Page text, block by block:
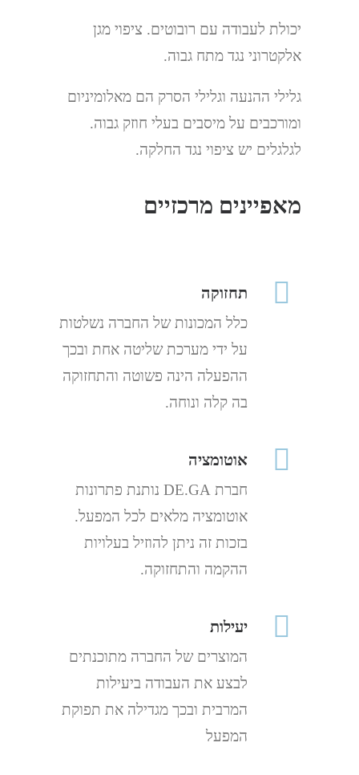
יכולת לעבודה עם רובוטים. ציפוי מגן
אלקטרוני נגד מתח גבוה.
גלילי ההנעה וגלילי הסרק הם מאלומיניום
ומורכבים על מיסבים בעלי חוזק גבוה.
לגלגלים יש ציפוי נגד החלקה.
מאפיינים מרכזיים
תחזוקה
כלל המכונות של החברה נשלטות
על ידי מערכת שליטה אחת ובכך
ההפעלה הינה פשוטה והתחזוקה
בה קלה ונוחה.
אוטומציה
חברת DE.GA נותנת פתרונות
אוטומציה מלאים לכל המפעל.
בזכות זה ניתן להוזיל בעלויות
ההקמה והתחזוקה.
יעילות
המוצרים של החברה מתוכנתים
לבצע את העבודה ביעילות
המרבית ובכך מגדילה את תפוקת
המפעל